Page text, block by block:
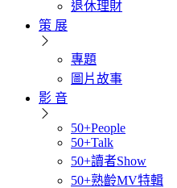
退休理財
策 展
專題
圖片故事
影 音
50+People
50+Talk
50+讀者Show
50+熟齡MV特輯